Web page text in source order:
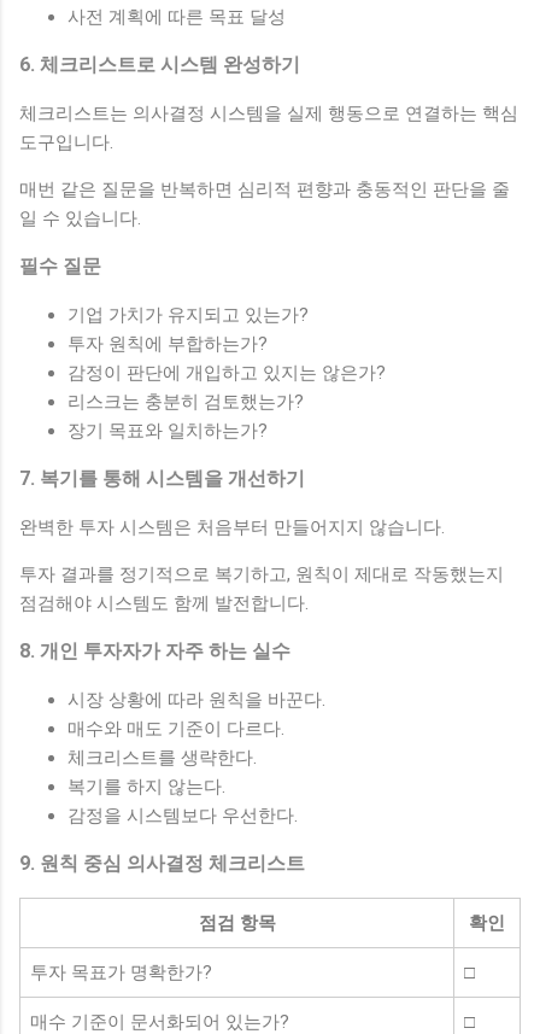
사전 계획에 따른 목표 달성
6. 체크리스트로 시스템 완성하기
체크리스트는 의사결정 시스템을 실제 행동으로 연결하는 핵심
도구입니다.
매번 같은 질문을 반복하면 심리적 편향과 충동적인 판단을 줄
일 수 있습니다.
필수 질문
기업 가치가 유지되고 있는가?
투자 원칙에 부합하는가?
감정이 판단에 개입하고 있지는 않은가?
리스크는 충분히 검토했는가?
장기 목표와 일치하는가?
7. 복기를 통해 시스템을 개선하기
완벽한 투자 시스템은 처음부터 만들어지지 않습니다.
투자 결과를 정기적으로 복기하고, 원칙이 제대로 작동했는지
점검해야 시스템도 함께 발전합니다.
8. 개인 투자자가 자주 하는 실수
시장 상황에 따라 원칙을 바꾼다.
매수와 매도 기준이 다르다.
체크리스트를 생략한다.
복기를 하지 않는다.
감정을 시스템보다 우선한다.
9. 원칙 중심 의사결정 체크리스트
점검 항목 확인
투자 목표가 명확한가? □
매수 기준이 문서화되어 있는가? □